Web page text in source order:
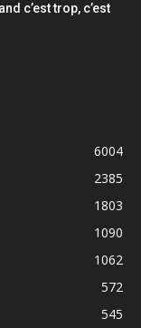
c’est trop, c’est
6004
2385
1803
1090
1062
572
545